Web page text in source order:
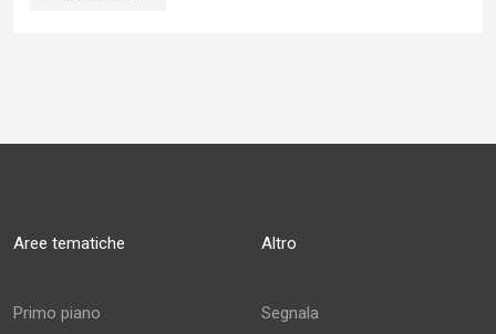
Aree tematiche
Primo piano
Altro
Segnala